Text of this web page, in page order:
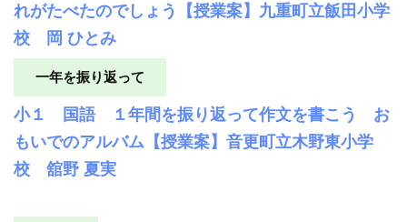
れがたべたのでしょう【授業案】九重町立飯田小学
校 岡 ひとみ
一年を振り返って
小１ 国語 １年間を振り返って作文を書こう お
もいでのアルバム【授業案】音更町立木野東小学
校 舘野 夏実